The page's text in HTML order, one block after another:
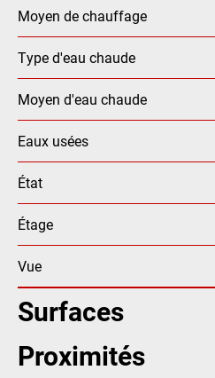
Moyen de chauffage
Type d'eau chaude
Moyen d'eau chaude
Eaux usées
État
Étage
Vue
Surfaces
Proximités